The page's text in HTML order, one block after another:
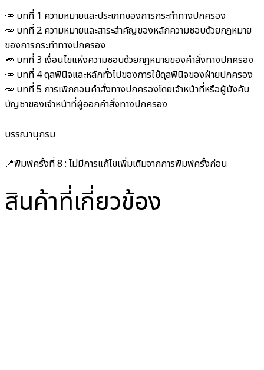
🥕 บทที่ 1 ความหมายและประเภทของการกระทำทางปกครอง
🥕 บทที่ 2 ความหมายและสาระสำคัญของหลักความชอบด้วยกฎหมาย
ของการกระทำทางปกครอง
🥕 บทที่ 3 เงื่อนไขแห่งความชอบด้วยกฎหมายของคำสั่งทางปกครอง
🥕 บทที่ 4 ดุลพินิจและหลักทั่วไปของการใช้ดุลพินิจของฝ่ายปกครอง
🥕 บทที่ 5 การเพิกถอนคำสั่งทางปกครองโดยเจ้าหน้าที่หรือผู้บังคับ
บัญชาของเจ้าหน้าที่ผู้ออกคำสั่งทางปกครอง
บรรณานุกรม
📍พิมพ์ครั้งที่ 8 : ไม่มีการแก้ไขเพิ่มเติมจากการพิมพ์ครั้งก่อน
สินค้าที่เกี่ยวข้อง